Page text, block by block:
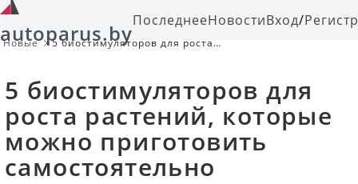
autoparus.byПоследнееНовостиВход/
Новые
5 биостимуляторов для роста
5 биостимуляторов для
роста растений, которые
можно приготовить
самостоятельно